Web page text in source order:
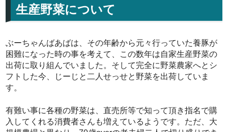
生産野菜について
ぶーちゃんばあばは、その年齢から元々行っていた養豚が
困難になった時の事を考えて、この数年は自家生産野菜の
出荷に取り組んでいました。そして完全に野菜農家へとシ
フトした今、じーじと二人せっせと野菜を出荷していま
す。
有難い事に各種の野菜は、直売所等で知って頂き指名で購
入してくれる消費者さんも増えているようです。ただ、大